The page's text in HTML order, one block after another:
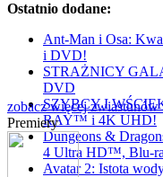
Ostatnio dodane:
Ant-Man i Osa:
i DVD!
STRAŻNICY
DVD
SZYBCY I
RAY™ i 4K UHD!
Dungeons &
4 Ultra HD™, Blu-
Avatar 2: Istota
zobacz więcej zwiastunów
Premiery